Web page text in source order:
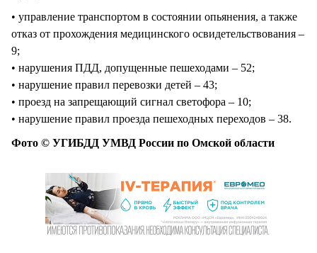
• управление транспортом в состоянии опьянения, а также
отказ от прохождения медицинского освидетельствования –
9;
• нарушения ПДД, допущенные пешеходами – 52;
• нарушение правил перевозки детей – 43;
• проезд на запрещающий сигнал светофора – 10;
• нарушение правил проезда пешеходных переходов – 38.
Фото © УГИБДД УМВД России по Омской области